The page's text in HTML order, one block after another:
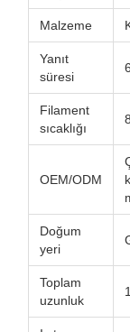
Malzeme
Yanıt
süresi
Filament
sıcaklığı
OEM/ODM
Doğum
yeri
Toplam
uzunluk